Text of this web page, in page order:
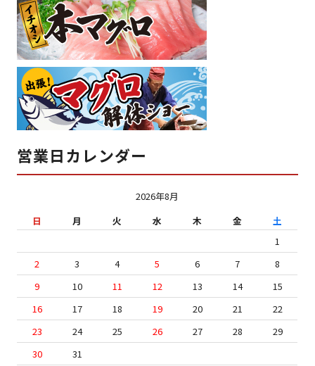
営業日カレンダー
2026年8月
日
月 火 水 木 金
土
1
2
3 4 5 6 7
8
9
10 11 12 13 14
15
16
17 18 19 20 21
22
23
24 25 26 27 28
29
30
31